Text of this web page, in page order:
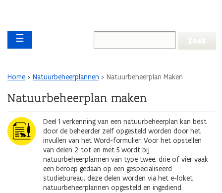
gaan
Main navigation
☰
Kruimelpad
Home Natuurbeheerplannen Natuurbeheerplan Maken
Natuurbeheerplan maken
AfbeeldingDeel 1 verkenning van een natuurbeheerplan kan best
door de beheerder zelf opgesteld worden door het
invullen van het Word-formulier. Voor het opstellen
van delen 2 tot en met 5 wordt bij
natuurbeheerplannen van type twee, drie of vier vaak
een beroep gedaan op een gespecialiseerd
studiebureau, deze delen worden via het e-loket
natuurbeheerplannen opgesteld en ingediend.